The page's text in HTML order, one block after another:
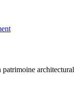
architectural